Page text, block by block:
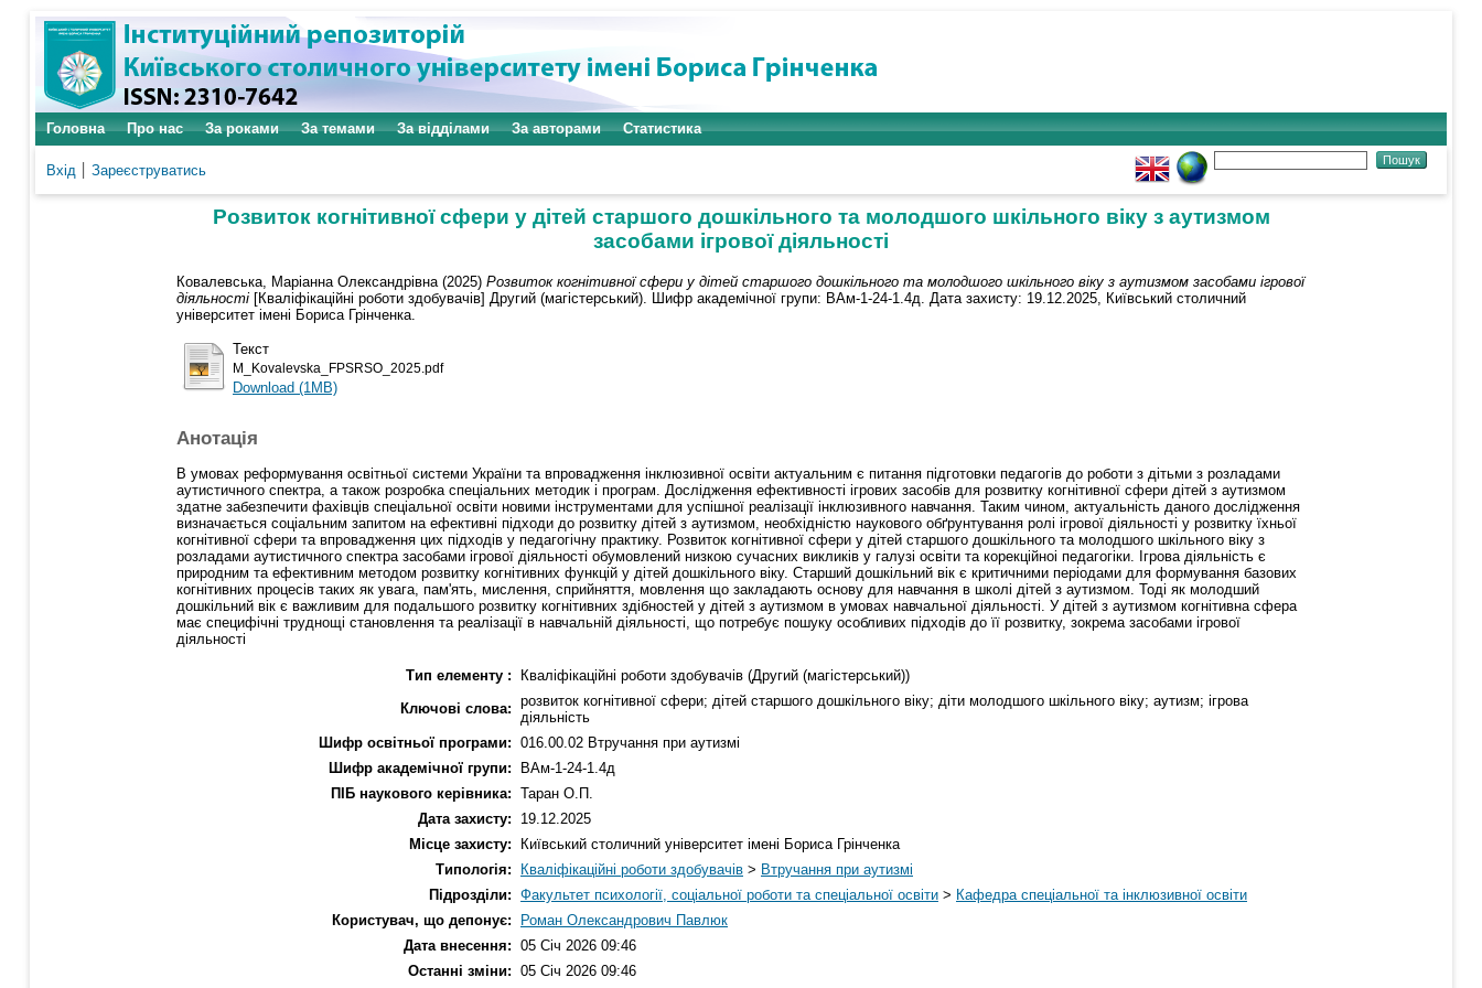
Головна Про нас За роками За темами За відділами За авторами Статистика
Вхід Зареєструватись
Розвиток когнітивної сфери у дітей старшого дошкільного та молодшого шкільного віку з аутизмом
засобами ігрової діяльності
Ковалевська, Маріанна Олександрівна (2025) Розвиток когнітивної сфери у дітей старшого дошкільного та молодшого шкільного віку з аутизмом засобами ігрової
діяльності [Кваліфікаційні роботи здобувачів] Другий (магістерський). Шифр академічної групи: ВАм-1-24-1.4д. Дата захисту: 19.12.2025, Київський столичний
університет імені Бориса Грінченка.
Текст
M_Kovalevska_FPSRSO_2025.pdf
Download (1MB)
Анотація
В умовах реформування освітньої системи України та впровадження інклюзивної освіти актуальним є питання підготовки педагогів до роботи з дітьми з розладами
аутистичного спектра, а також розробка спеціальних методик i програм. Дослiдження ефективностi ігрових засобів для розвитку когнітивної сфери дітей з аутизмом
здатне забезпечити фахівців спеціальної освіти новими інструментами для успішної реалізації інклюзивного навчання. Таким чином, актуальність даного дослідження
визначається соцiальним запитом на ефективні підходи до розвитку дітей з аутизмом, необхідністю наукового обґрунтування ролi iгрової дiяльностi у розвитку їхньої
когнітивної сфери та впровадження цих пiдходiв у педагогiчну практику. Розвиток когнітивної сфери у дітей старшого дошкільного та молодшого шкiльного вiку з
розладами аутистичного спектра засобами iгрової дiяльностi обумовлений низкою сучасних викликів у галузi освiти та корекцiйноi педагогiки. Ігрова діяльність є
природним та ефективним методом розвитку когнітивних функцій у дітей дошкільного віку. Старший дошкiльний вiк є критичними періодами для формування базових
когнітивних процесів таких як увага, пам'ять, мислення, сприйняття, мовлення що закладають основу для навчання в школі дітей з аутизмом. Тоді як молодший
дошкільний вік є важливим для подальшого розвитку когнітивних здібностей у дітей з аутизмом в умовах навчальної діяльності. У дiтей з аутизмом когнітивна сфера
має специфічні труднощі становлення та реалізації в навчальній діяльності, що потребує пошуку особливих підходів до її розвитку, зокрема засобами ігрової
діяльності
Тип елементу :
Кваліфікаційні роботи здобувачів (Другий (магістерський))
Ключові слова: розвиток когнітивної сфери; дітей старшого дошкільного віку; діти молодшого шкільного віку; аутизм; ігрова
діяльність
Шифр освітньої програми: 016.00.02 Втручання при аутизмі
Шифр академічної групи:
ВАм-1-24-1.4д
ПІБ наукового керівника: Таран О.П.
Дата захисту:
19.12.2025
Місце захисту:
Київський столичний університет імені Бориса Грінченка
Типологія:
Кваліфікаційні роботи здобувачів > Втручання при аутизмі
Підрозділи: Факультет психології, соціальної роботи та спеціальної освіти > Кафедра спеціальної та інклюзивної освіти
Користувач, що депонує:
Роман Олександрович Павлюк
Дата внесення: 05 Січ 2026 09:46
Останні зміни: 05 Січ 2026 09:46